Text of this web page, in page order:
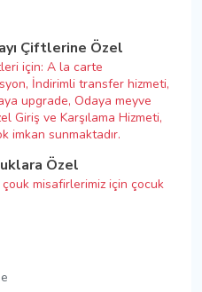
Çiftlerine Özel
için: A la carte
İndirimli transfer hizmeti,
upgrade, Odaya meyve
Giriş ve Karşılama Hizmeti,
imkan sunmaktadır.
Özel
misafirlerimiz için çocuk